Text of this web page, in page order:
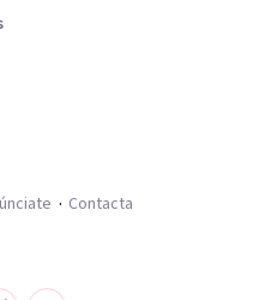
Contacta